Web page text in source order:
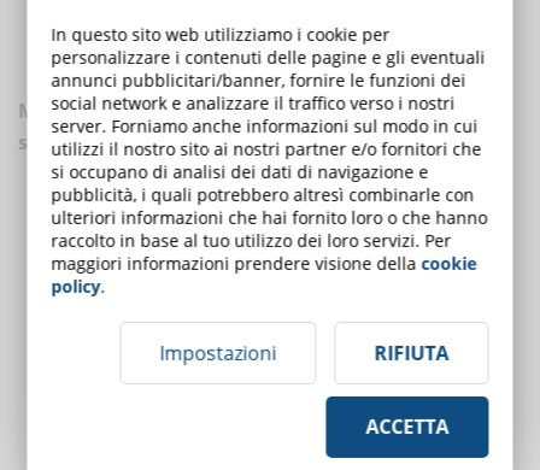
lavoratori disabili
Gli organi di vigilanza e le procedure ispettive
Modulo 2 | Organizzazione e gestione della
sicurezza sul lavoro
Le misure organizzative e gestionali di tutela
La gestione del rischio interferenziale e il DUVRI
Organizzazione e gestione delle emergenze e del primo
soccorso
Tecniche e strumenti di comunicazione e informazione
Modelli di organizzazione e gestione di tipo volontario
In questo sito web utilizziamo i cookie per
personalizzare i contenuti delle pagine e gli eventuali
annunci pubblicitari/banner, fornire le funzioni dei
social network e analizzare il traffico verso i nostri
server. Forniamo anche informazioni sul modo in cui
utilizzi il nostro sito ai nostri partner e/o fornitori che
si occupano di analisi dei dati di navigazione e
pubblicità, i quali potrebbero altresì combinarle con
ulteriori informazioni che hai fornito loro o che hanno
raccolto in base al tuo utilizzo dei loro servizi. Per
maggiori informazioni prendere visione dellacookie
policy.
Impostazioni RIFIUTA
ACCETTA